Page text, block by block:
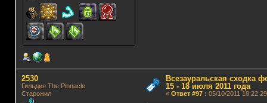
2530
Гильдия The Pinnacle
Старожил
Всезауральская сходка
15 - 18 июля 2011 года
« Ответ #97: 05/10/2011